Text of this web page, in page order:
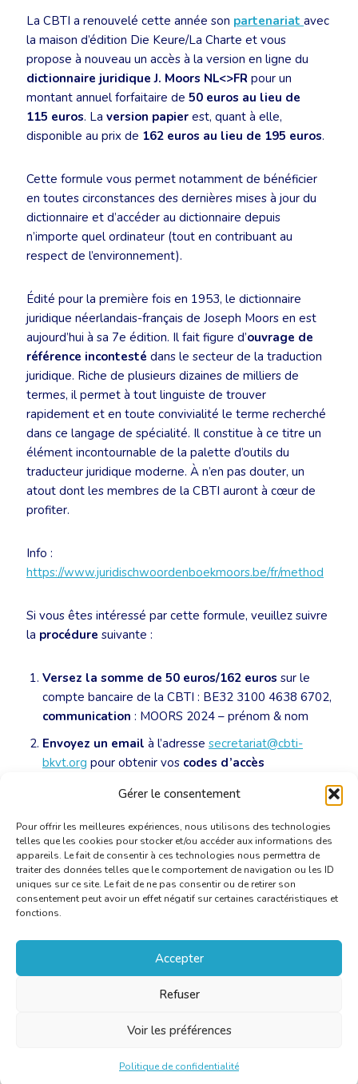
Gérer le consentement
Pour offrir les meilleures expériences, nous utilisons des technologies
telles que les cookies pour stocker et/ou accéder aux informations des
appareils. Le fait de consentir à ces technologies nous permettra de
traiter des données telles que le comportement de navigation ou les ID
uniques sur ce site. Le fait de ne pas consentir ou de retirer son
consentement peut avoir un effet négatif sur certaines caractéristiques et
fonctions.
Accepter
Refuser
Voir les préférences
Politique de confidentialité
La CBTI a renouvelé cette année son partenariat avec
la maison d’édition Die Keure/La Charte et vous
propose à nouveau un accès à la version en ligne du
dictionnaire juridique J. Moors NL<>FR pour un
montant annuel forfaitaire de 50 euros au lieu de
115 euros. La version papier est, quant à elle,
disponible au prix de 162 euros au lieu de 195 euros.
Cette formule vous permet notamment de bénéficier
en toutes circonstances des dernières mises à jour du
dictionnaire et d’accéder au dictionnaire depuis
n’importe quel ordinateur (tout en contribuant au
respect de l’environnement).
Édité pour la première fois en 1953, le dictionnaire
juridique néerlandais-français de Joseph Moors en est
aujourd’hui à sa 7e édition. Il fait figure d’ouvrage de
référence incontesté dans le secteur de la traduction
juridique. Riche de plusieurs dizaines de milliers de
termes, il permet à tout linguiste de trouver
rapidement et en toute convivialité le terme recherché
dans ce langage de spécialité. Il constitue à ce titre un
élément incontournable de la palette d’outils du
traducteur juridique moderne. À n’en pas douter, un
atout dont les membres de la CBTI auront à cœur de
profiter.
Info :
https://www.juridischwoordenboekmoors.be/fr/method
Si vous êtes intéressé par cette formule, veuillez suivre
la procédure suivante :
Versez la somme de 50 euros/162 euros sur le
compte bancaire de la CBTI : BE32 3100 4638 6702,
communication : MOORS 2024 – prénom & nom
Envoyez un email à l’adresse secretariat@cbti-
bkvt.org pour obtenir vos codes d’accès